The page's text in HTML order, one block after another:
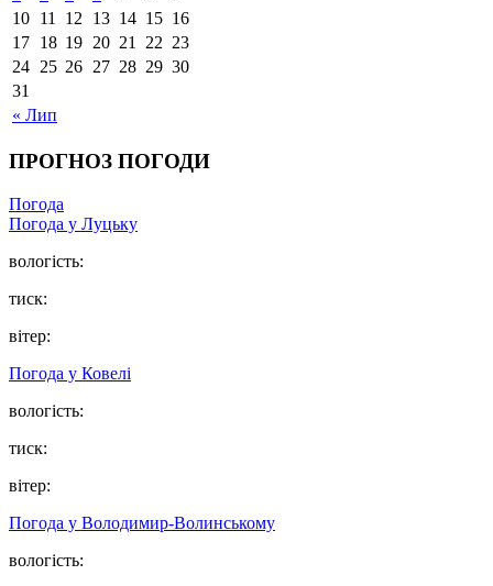
« Лип
10 11 12 13 14 15 16
17 18 19 20 21 22 23
24 25 26 27 28 29 30
31
ПРОГНОЗ ПОГОДИ
Погода
Погода у Луцьку
вологість:
тиск:
вітер:
Погода у Ковелі
вологість:
тиск:
вітер:
Погода у Володимир-Волинському
вологість: